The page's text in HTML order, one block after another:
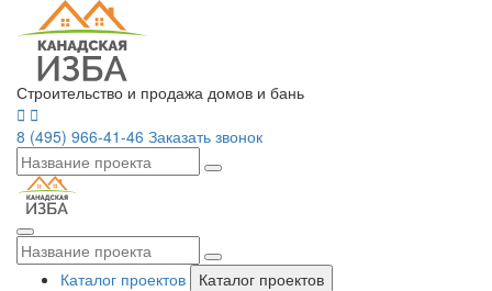
Строительство и продажа домов и бань
8 (495) 966-41-46 Заказать звонок
Каталог проектов
Каталог проектов